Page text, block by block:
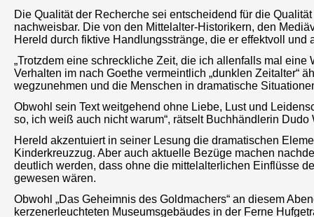
Die Qualität der Recherche sei entscheidend für die
nachweisbar. Die von den Mittelalter-Historikern, den
Hereld durch fiktive Handlungsstränge, die er effektvoll
„Trotzdem eine schreckliche Zeit, die ich allenfalls mal
Verhalten im nach Goethe vermeintlich „dunklen Zeitalter“
wegzunehmen und die Menschen in dramatische
Obwohl sein Text weitgehend ohne Liebe, Lust und
so, ich weiß auch nicht warum“, rätselt Buchhändlerin
Hereld akzentuiert in seiner Lesung die dramatischen
Kinderkreuzzug. Aber auch aktuelle Bezüge machen
deutlich werden, dass ohne die mittelalterlichen Einflüsse
gewesen wären.
Obwohl „Das Geheimnis des Goldmachers“ an diesem
kerzenerleuchteten Museumsgebäudes in der Ferne